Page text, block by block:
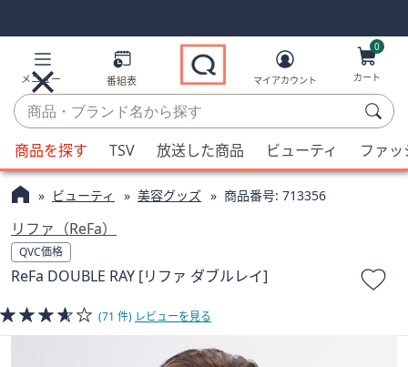
Links
Links2
メニュー 番組表
商
品・
ブ
ラ
ン
名
か
ら
す
候
補
が
利
用
可
能
場
合、
マイアカウント
0
カート
商品を探す TSV 放送した商品 ビューティ ファ
ビューティ 美容グッズ 商品番号: 713356
リファ（ReFa）
QVC価格
ReFa DOUBLE RAY [リファ ダブルレイ]
(71 件) レビューを見る